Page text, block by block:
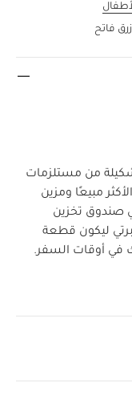
فاتح
من مستلزمات
مبيعًا ومزين
صندوق تخزين
ليكون قطعة
أوقات السفر.
يرجى تعقيم